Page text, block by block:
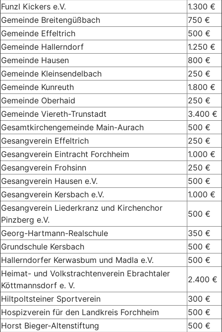
Funzl Kickers e.V.
1.300 €
Gemeinde Breitengüßbach
750 €
Gemeinde Effeltrich
500 €
Gemeinde Hallerndorf
1.250 €
Gemeinde Hausen
800 €
Gemeinde Kleinsendelbach
250 €
Gemeinde Kunreuth
1.800 €
Gemeinde Oberhaid
250 €
Gemeinde Viereth-Trunstadt
3.400 €
Gesamtkirchengemeinde Main-Aurach
500 €
Gesangverein Effeltrich
250 €
Gesangverein Eintracht Forchheim
1.000 €
Gesangverein Frohsinn
250 €
Gesangverein Hausen e.V.
500 €
Gesangverein Kersbach e.V.
1.000 €
Gesangverein Liederkranz und Kirchenchor
Pinzberg e.V.
500 €
Georg-Hartmann-Realschule
350 €
Grundschule Kersbach
500 €
Hallerndorfer Kerwasbum und Madla e.V.
500 €
Heimat- und Volkstrachtenverein Ebrachtaler
Köttmannsdorf e. V.
2.400 €
Hiltpoltsteiner Sportverein
300 €
Hospizverein für den Landkreis Forchheim
500 €
Horst Bieger-Altenstiftung
500 €